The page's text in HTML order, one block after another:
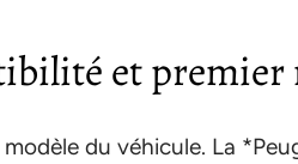
et premier
du véhicule. La